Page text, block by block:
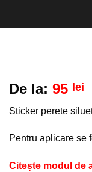
De la: 95 lei
Sticker perete
Pentru aplicare se
Citește modul de